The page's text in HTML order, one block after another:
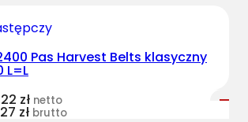
Pas Harvest Belts klasyczny
L=L
zł netto
zł brutto